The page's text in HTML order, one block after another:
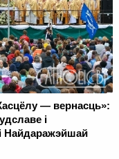
— вернасць»:
і
Найдаражэйшай